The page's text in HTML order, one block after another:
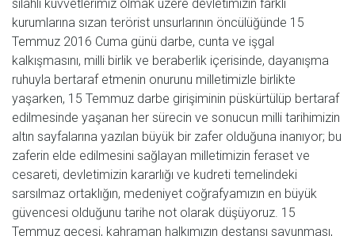
silahlı kuvvetlerimiz olmak üzere devletimizin farklı
kurumlarına sızan terörist unsurlarının öncülüğünde 15
Temmuz 2016 Cuma günü darbe, cunta ve işgal
kalkışmasını, milli birlik ve beraberlik içerisinde, dayanışma
ruhuyla bertaraf etmenin onurunu milletimizle birlikte
yaşarken, 15 Temmuz darbe girişiminin püskürtülüp bertaraf
edilmesinde yaşanan her sürecin ve sonucun milli tarihimizin
altın sayfalarına yazılan büyük bir zafer olduğuna inanıyor; bu
zaferin elde edilmesini sağlayan milletimizin feraset ve
cesareti, devletimizin kararlığı ve kudreti temelindeki
sarsılmaz ortaklığın, medeniyet coğrafyamızın en büyük
güvencesi olduğunu tarihe not olarak düşüyoruz. 15
Temmuz gecesi, kahraman halkımızın destansı savunması,